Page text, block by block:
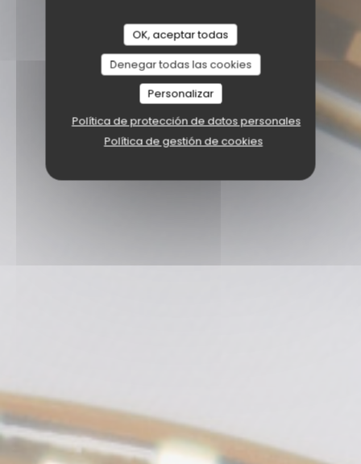
OK, aceptar todas
Denegar todas las cookies
Personalizar
Política de protección de datos personales
Política de gestión de cookies